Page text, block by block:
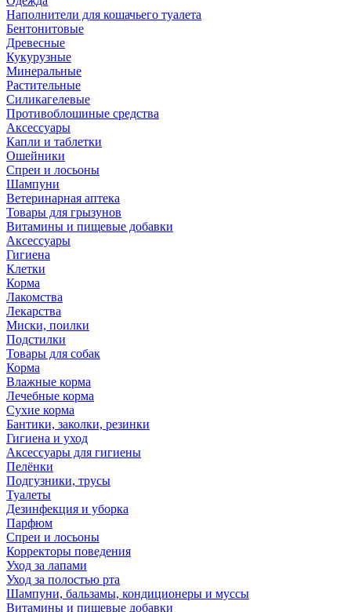
Наполнители для кошачьего туалета
Бентонитовые
Древесные
Кукурузные
Минеральные
Растительные
Силикагелевые
Противоблошиные средства
Аксессуары
Капли и таблетки
Ошейники
Спреи и лосьоны
Шампуни
Ветеринарная аптека
Товары для грызунов
Витамины и пищевые добавки
Аксессуары
Гигиена
Клетки
Корма
Лакомства
Лекарства
Миски, поилки
Подстилки
Товары для собак
Корма
Влажные корма
Лечебные корма
Сухие корма
Бантики, заколки, резинки
Гигиена и уход
Аксессуары для гигиены
Пелёнки
Подгузники, трусы
Туалеты
Дезинфекция и уборка
Парфюм
Спреи и лосьоны
Корректоры поведения
Уход за лапами
Уход за полостью рта
Шампуни, бальзамы, кондиционеры и муссы
Витамины и пищевые добавки